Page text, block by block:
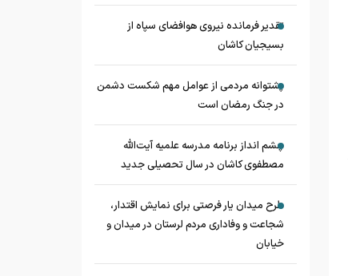
تقدیر فرمانده نیروی هوافضای سپاه از
بسیجیان کاشان
پشتوانه مردمی از عوامل مهم شکست دشمن
در جنگ رمضان است
چشم‌ انداز برنامه مدرسه علمیه آیت‌الله
مصطفوی کاشان در سال تحصیلی جدید
طرح میدان یار فرصتی برای نمایش اقتدار،
شجاعت و وفاداری مردم لرستان در میدان و
خیابان